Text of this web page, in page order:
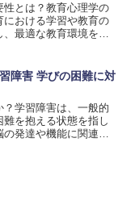
性とは？教育心理学の
における学習や教育の
最適な教育環境を作
スなどを研究し、教育
方法を選...
障害 学びの困難に対
学習障害は、一般的
難を抱える状態を指し
の発達や機能に関連し